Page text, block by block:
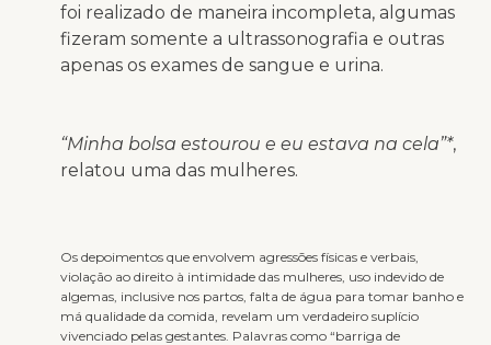
foi realizado de maneira incompleta, algumas
fizeram somente a ultrassonografia e outras
apenas os exames de sangue e urina.
“Minha bolsa estourou e eu estava na cela”*,
relatou uma das mulheres.
Os depoimentos que envolvem agressões físicas e verbais,
violação ao direito à intimidade das mulheres, uso indevido de
algemas, inclusive nos partos, falta de água para tomar banho e
má qualidade da comida, revelam um verdadeiro suplício
vivenciado pelas gestantes. Palavras como “barriga de